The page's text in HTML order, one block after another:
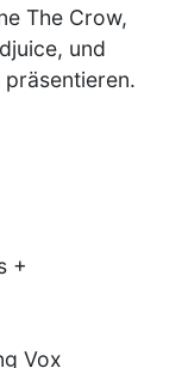
The Crow,
und
+
Vox